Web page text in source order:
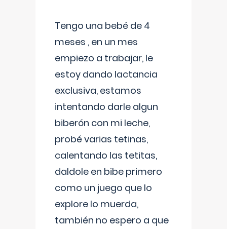
Tengo una bebé de 4
meses , en un mes
empiezo a trabajar, le
estoy dando lactancia
exclusiva, estamos
intentando darle algun
biberón con mi leche,
probé varias tetinas,
calentando las tetitas,
daldole en bibe primero
como un juego que lo
explore lo muerda,
también no espero a que